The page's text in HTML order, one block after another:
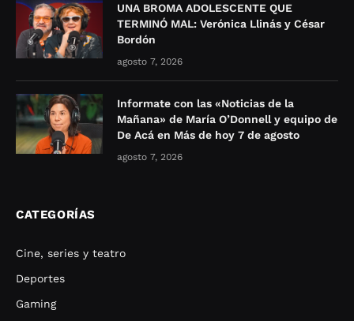
UNA BROMA ADOLESCENTE QUE
TERMINÓ MAL: Verónica Llinás y César
Bordón
agosto 7, 2026
Informate con las «Noticias de la
Mañana» de María O’Donnell y equipo de
De Acá en Más de hoy 7 de agosto
agosto 7, 2026
CATEGORÍAS
Cine, series y teatro
Deportes
Gaming